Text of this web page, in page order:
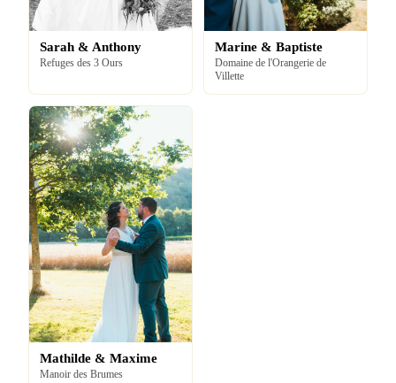
Sarah & Anthony
Refuges des 3 Ours
Marine & Baptiste
Domaine de l'Orangerie de
Villette
Mathilde & Maxime
Manoir des Brumes